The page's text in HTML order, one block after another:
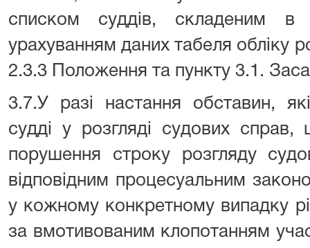
списком суддів, складеним в
урахуванням даних табеля обліку
2.3.3 Положення та пункту 3.1.
3.7.У разі настання обставин,
судді у розгляді судових
порушення строку розгляду
відповідним процесуальним
у кожному конкретному випадку
за вмотивованим клопотанням